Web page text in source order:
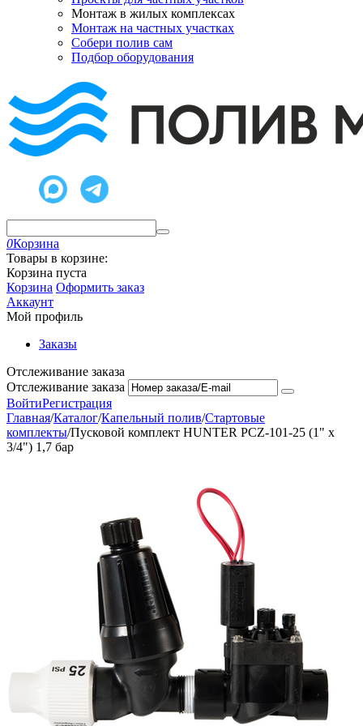
Монтаж в жилых комплексах
Монтаж на частных участках
Собери полив сам
Подбор оборудования
0Корзина
Товары в корзине:
Корзина пуста
Корзина Оформить заказ
Аккаунт
Мой профиль
Заказы
Отслеживание заказа
Отслеживание заказа
ВойтиРегистрация
Главная/Каталог/Капельный полив/Стартовые
комплекты/Пусковой комплект HUNTER PCZ-101-25 (1" х
3/4") 1,7 бар